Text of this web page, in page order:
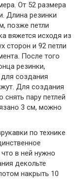
От 52 размера
Длина резинки
позже петли
вяжется исходя из
сторон и 92 петли
После того
резинки,
создания
Для создания
снять пару петлей
3 см, можно
по технике
в ней нужно
декольте
накрыть 10